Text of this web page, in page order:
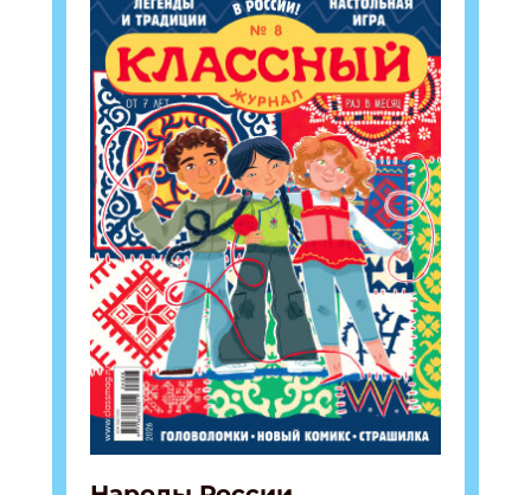
Подпишись на рассылку
Получи электронный "Классный журнал" в
подарок!
Укажите имя